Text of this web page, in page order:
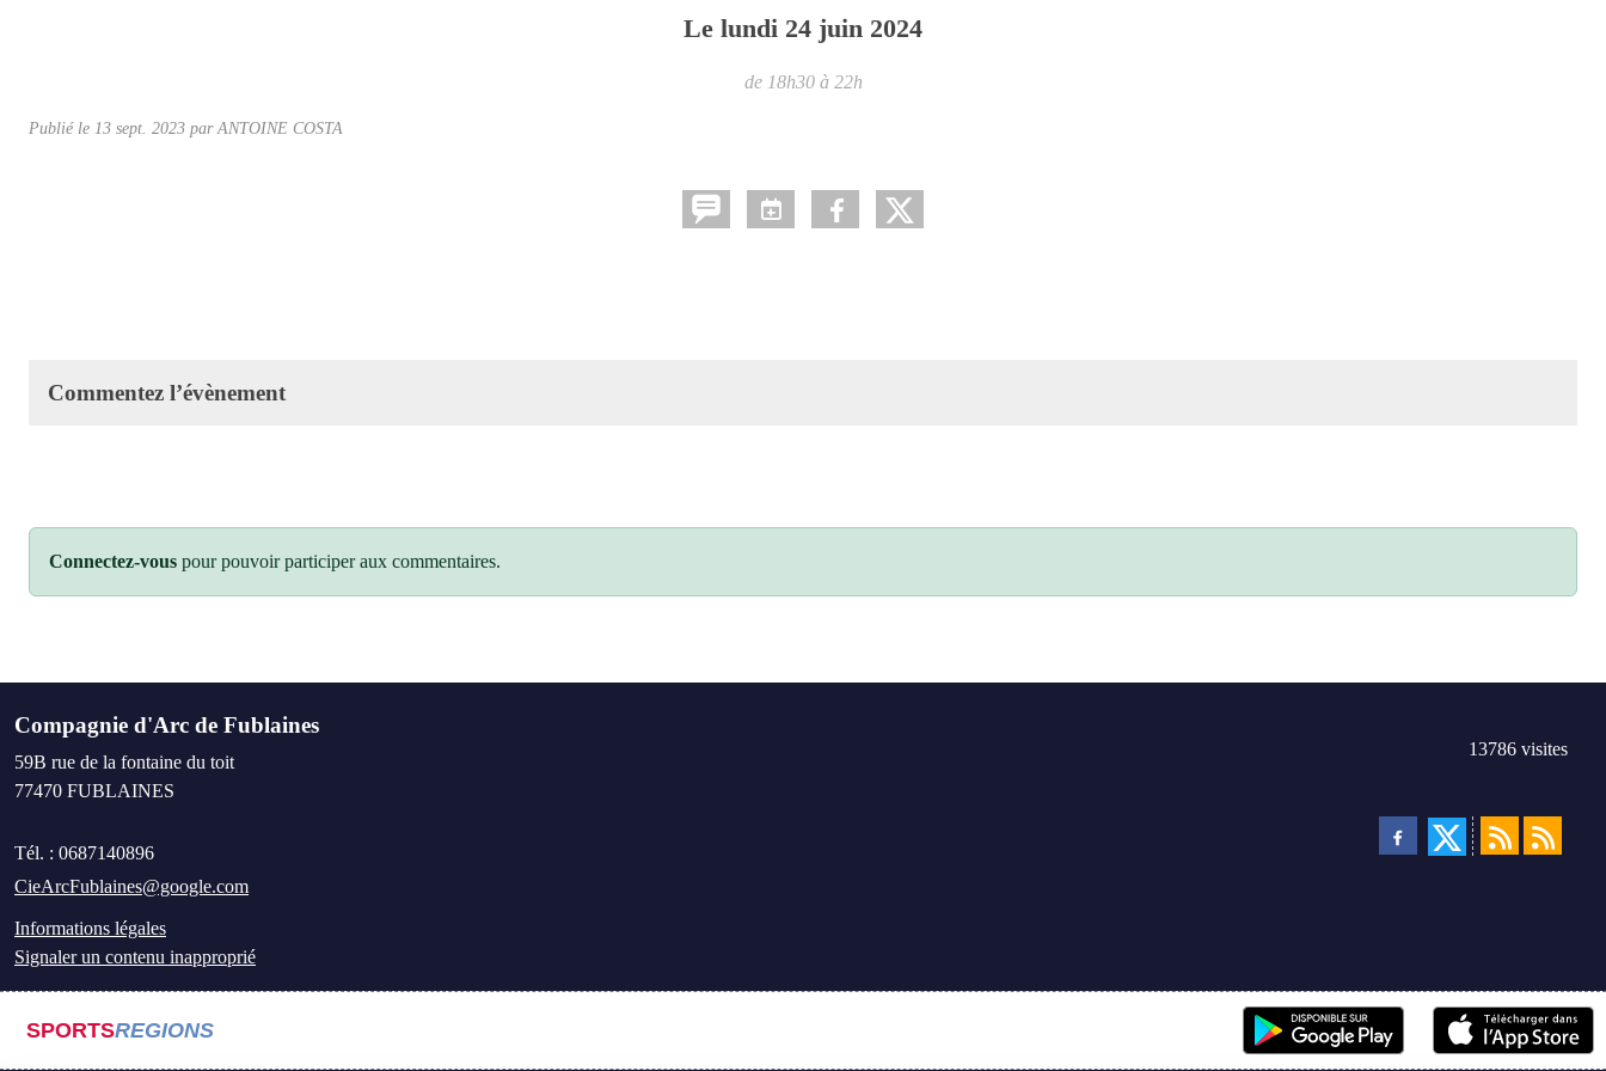
Le lundi 24 juin 2024
de 18h30 à 22h
Publié le 13 sept. 2023 par ANTOINE COSTA
Commentez l’évènement
Connectez-vous pour pouvoir participer aux commentaires.
Compagnie d'Arc de Fublaines
59B rue de la fontaine du toit
77470 FUBLAINES
Tél. : 0687140896
CieArcFublaines@google.com
Informations légales
Signaler un contenu inapproprié
13786 visites
SPORTSREGIONS